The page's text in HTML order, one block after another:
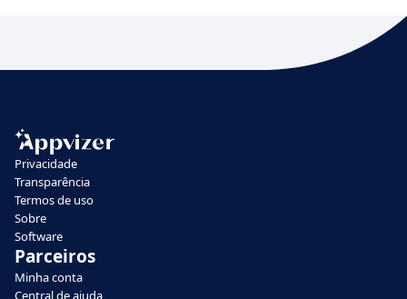
Privacidade
Transparência
Termos de uso
Sobre
Software
Parceiros
Minha conta
Central de ajuda